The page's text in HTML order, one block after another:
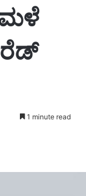
ಮಳೆ
1 minute read